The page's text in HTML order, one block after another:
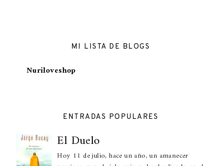
MI LISTA DE BLOGS
Nuriloveshop
ENTRADAS POPULARES
El Duelo
Hoy 11 de julio, hace un año, un amanecer